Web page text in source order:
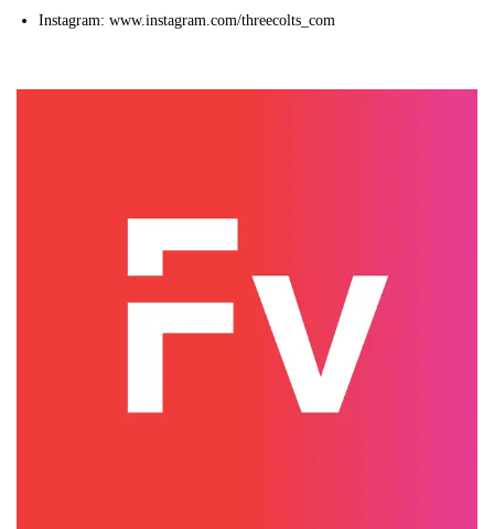
Instagram: www.instagram.com/threecolts_com